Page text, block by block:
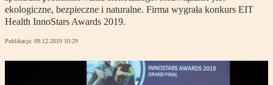
ekologiczne, bezpieczne i naturalne. Firma wygrała konkurs EIT
Health InnoStars Awards 2019.
Publikacja: 09.12.2019 10:29